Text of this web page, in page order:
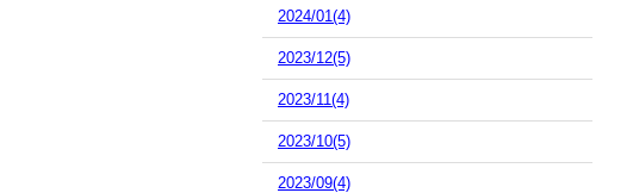
2024/01(4)
2023/12(5)
2023/11(4)
2023/10(5)
2023/09(4)